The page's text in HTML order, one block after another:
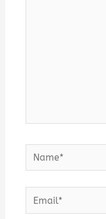
Name*
Email*